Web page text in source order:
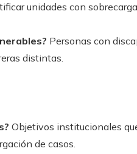
unidades con
Personas con
distintas.
Objetivos institucionales
de casos.